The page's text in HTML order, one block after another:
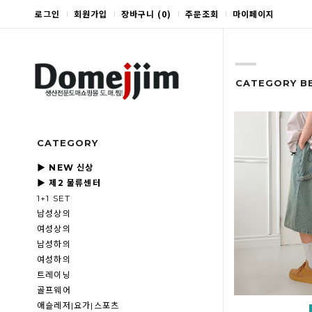
로그인 회원가입 장바구니 (0) 주문조회 마이페이지
CATEGORY
▶ NEW 신상
▶ 제2 물류센터
1+1 SET
남성상의
여성상의
남성하의
여성하의
트레이닝
골프웨어
애슬레저|요가|스포츠
CATEGORY